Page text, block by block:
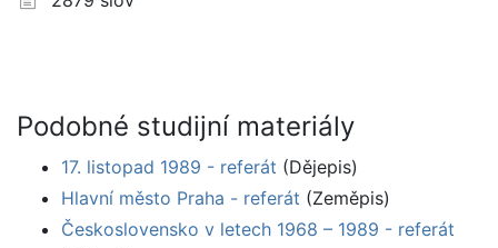
Podobné studijní materiály
17. listopad 1989 - referát (Dějepis)
Hlavní město Praha - referát (Zeměpis)
Československo v letech 1968 – 1989 - referát